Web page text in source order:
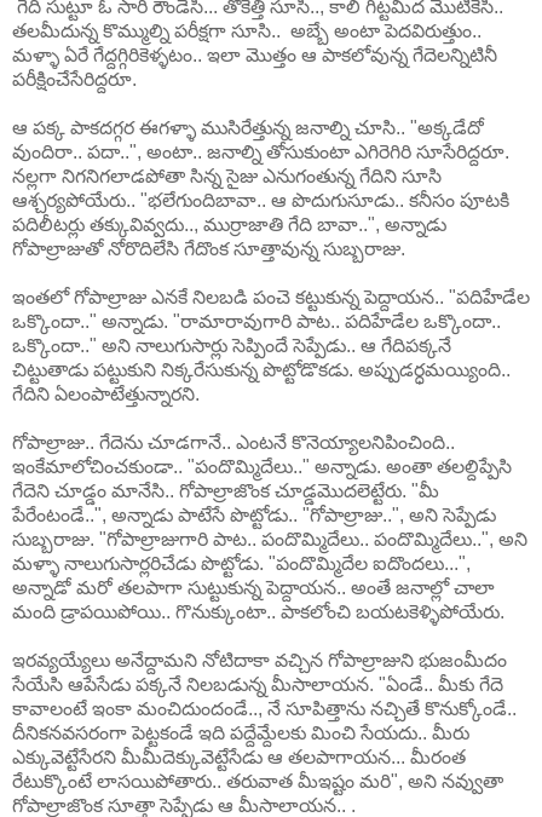
గేది సుట్టూ ఓ సారి రౌండేసి... తోకెత్తి సూసి.., కాలి గిట్టమీద మొటికేసి..
తలమీదున్న కొమ్ముల్ని పరీక్షగా సూసి.. అబ్బే అంటా పెదవిరుత్తుం..
మళ్ళా ఏరే గేద్దగ్గిరికెళ్ళటం.. ఇలా మొత్తం ఆ పాకలోవున్న గేదెలన్నిటినీ
పరీక్షించేసేరిద్దరూ.
ఆ పక్క పాకదగ్గర ఈగళ్ళా ముసిరేత్తున్న జనాల్ని చూసి.. "అక్కడేదో
వుందిరా.. పదా..", అంటా.. జనాల్ని తోసుకుంటా ఎగిరెగిరి సూసేరిద్దరూ.
నల్లగా నిగనిగలాడపోతా సిన్న సైజు ఎనుగంతున్న గేదిని సూసి
ఆశ్చర్యపోయేరు.. "భలేగుందిబావా.. ఆ పొదుగుసూడు.. కనీసం పూటకి
పదిలీటర్లు తక్కువివ్వదు.., ముర్రాజాతి గేది బావా..", అన్నాడు
గోపాల్రాజుతో నోరొదిలేసి గేదొంక సూత్తావున్న సుబ్బరాజు.
ఇంతలో గోపాల్రాజు ఎనకే నిలబడి పంచె కట్టుకున్న పెద్దాయన.. "పదిహేడేల
ఒక్కొందా.." అన్నాడు. "రామారావుగారి పాట.. పదిహేడేల ఒక్కొందా..
ఒక్కొందా.." అని నాలుగుసార్లు సెప్పిందే సెప్పేడు.. ఆ గేదిపక్కనే
చిట్టుతాడు పట్టుకుని నిక్కరేసుకున్న పొట్టోడొకడు. అప్పుడర్ధమయ్యింది..
గేదిని ఏలంపాటేత్తున్నారని.
గోపాల్రాజు.. గేదెను చూడగానే.. ఎంటనే కొనెయ్యాలనిపించింది..
ఇంకేమాలోచించకుండా.. "పందొమ్మిదేలు.." అన్నాడు. అంతా తలల్దిప్పేసి
గేదెని చూడ్డం మానేసి.. గోపాల్రాజొంక చూడ్డమొదలెట్టేరు. "మీ
పేరేంటండే..", అన్నాడు పాటేసే పొట్టోడు.. "గోపాల్రాజు..", అని సెప్పేడు
సుబ్బరాజు. "గోపాల్రాజుగారి పాట.. పందొమ్మిదేలు.. పందొమ్మిదేలు..", అని
మళ్ళా నాలుగుసార్లరిచేడు పొట్టోడు. "పందొమ్మిదేల ఐదొందలు...",
అన్నాడో మరో తలపాగా సుట్టుకున్న పెద్దాయన.. అంతే జనాల్లో చాలా
మంది డ్రాపయిపోయి.. గొనుక్కుంటా.. పాకలోంచి బయటకెళ్ళిపోయేరు.
ఇరవ్యయ్యేలు అనేద్దామని నోటిదాకా వచ్చిన గోపాల్రాజుని భుజంమీదం
సేయేసి ఆపేసేడు పక్కనే నిలబడున్న మీసాలాయన. "ఏండే.. మీకు గేదె
కావాలంటే ఇంకా మంచిదుందండే.., నే సూపిత్తాను నచ్చితే కొనుక్కోండే..
దీనికనవసరంగా పెట్టకండే ఇది పద్దేమ్దేలకు మించి సేయదు.. మీరు
ఎక్కువెట్టేసేరని మీమీదెక్కువెట్టేసేడు ఆ తలపాగాయన... మీరంత
రేటుక్కొంటే లాసయిపోతారు.. తరువాత మీఇష్టం మరి", అని నవ్వుతా
గోపాల్రాజొంక సూత్తా సెప్పేడు ఆ మీసాలాయన.. .